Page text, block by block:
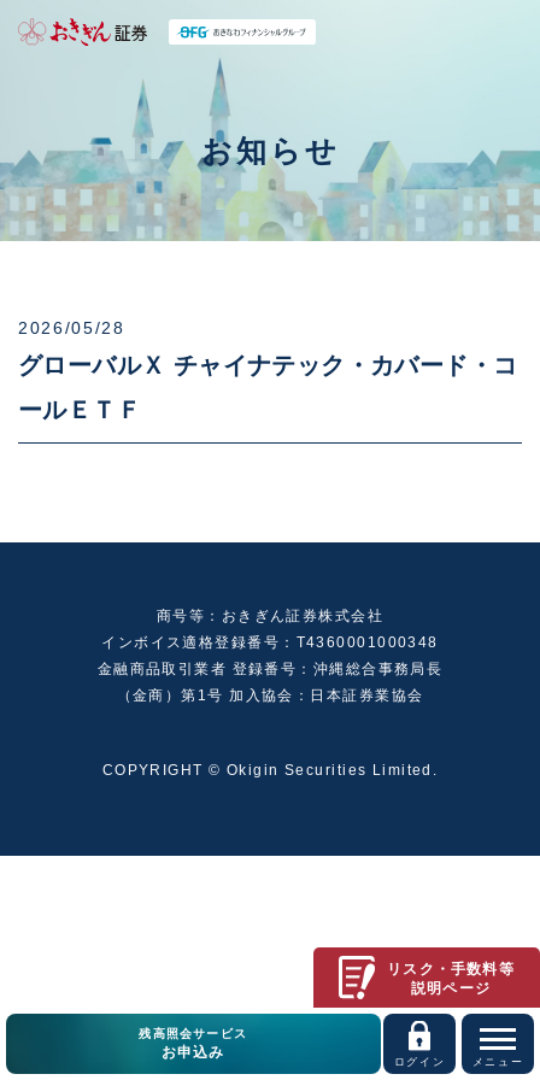
残高照会サービス
お申込み
ログイン メニュー
リスク・手数料等
説明ページ
お知らせ
2026/05/28
グローバルＸ チャイナテック・カバード・コ
ールＥＴＦ
商号等：おきぎん証券株式会社
インボイス適格登録番号：T4360001000348
金融商品取引業者 登録番号：沖縄総合事務局長
（金商）第1号 加入協会：日本証券業協会
COPYRIGHT © Okigin Securities Limited.